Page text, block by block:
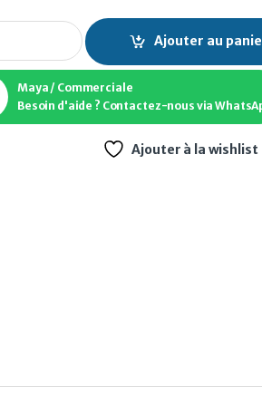
9.7 POUCES quantity
Ajouter au
Maya / Commerciale
Besoin d'aide ? Contactez-nous via
Ajouter à la wishlist